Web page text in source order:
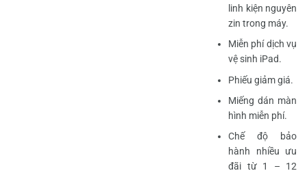
linh kiện nguyên
zin trong máy.
Miễn phí dịch vụ
vệ sinh iPad.
Phiếu giảm giá.
Miếng dán màn
hình miễn phí.
Chế độ bảo
hành nhiều ưu
đãi từ 1 – 12